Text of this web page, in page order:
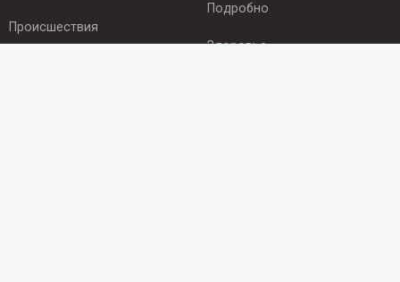
Происшествия
Подробно
Здоровье